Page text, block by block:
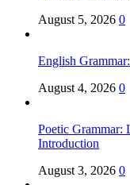
August 5, 2026 0
English
August 4, 2026 0
Poetic Grammar:
Introduction
August 3, 2026 0